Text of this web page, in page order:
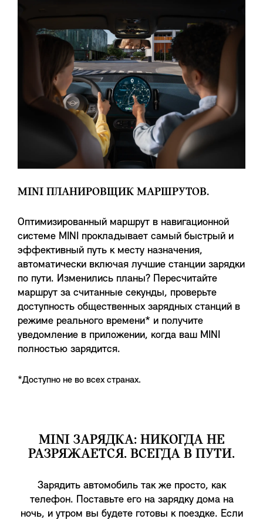
MINI ПЛАНИРОВЩИК МАРШРУТОВ.
Оптимизированный маршрут в навигационной
системе MINI прокладывает самый быстрый и
эффективный путь к месту назначения,
автоматически включая лучшие станции зарядки
по пути. Изменились планы? Пересчитайте
маршрут за считанные секунды, проверьте
доступность общественных зарядных станций в
режиме реального времени* и получите
уведомление в приложении, когда ваш MINI
полностью зарядится.
*Доступно не во всех странах.
MINI ЗАРЯДКА: НИКОГДА НЕ
РАЗРЯЖАЕТСЯ. ВСЕГДА В ПУТИ.
Зарядить автомобиль так же просто, как
телефон. Поставьте его на зарядку дома на
ночь, и утром вы будете готовы к поездке. Если